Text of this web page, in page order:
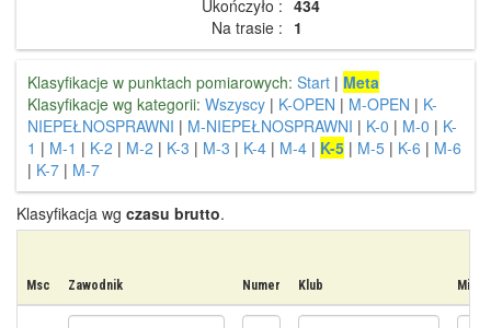
Ukończyło : 434
Na trasie : 1
Klasyfikacje w punktach pomiarowych: Start | Meta
Klasyfikacje wg kategorii: Wszyscy | K-OPEN | M-OPEN | K-
NIEPEŁNOSPRAWNI | M-NIEPEŁNOSPRAWNI | K-0 | M-0 | K-
1 | M-1 | K-2 | M-2 | K-3 | M-3 | K-4 | M-4 | K-5 | M-5 | K-6 | M-6
| K-7 | M-7
Klasyfikacja wg czasu brutto.
Msc Zawodnik Numer Klub